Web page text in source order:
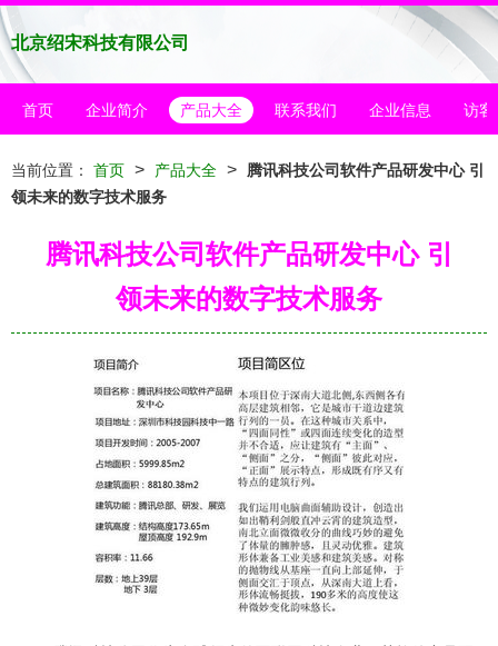
北京绍宋科技有限公司
首页 企业简介 产品大全 联系我们 企业信息 访客
当前位置： 首页 > 产品大全 >
腾讯科技公司软件产品研发中心 引
领未来的数字技术服务
腾讯科技公司软件产品研发中心 引
领未来的数字技术服务